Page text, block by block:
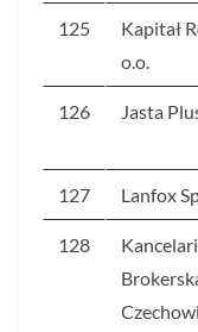
125
Kapitał
o.o.
126 Jasta
127 Lanfox
128